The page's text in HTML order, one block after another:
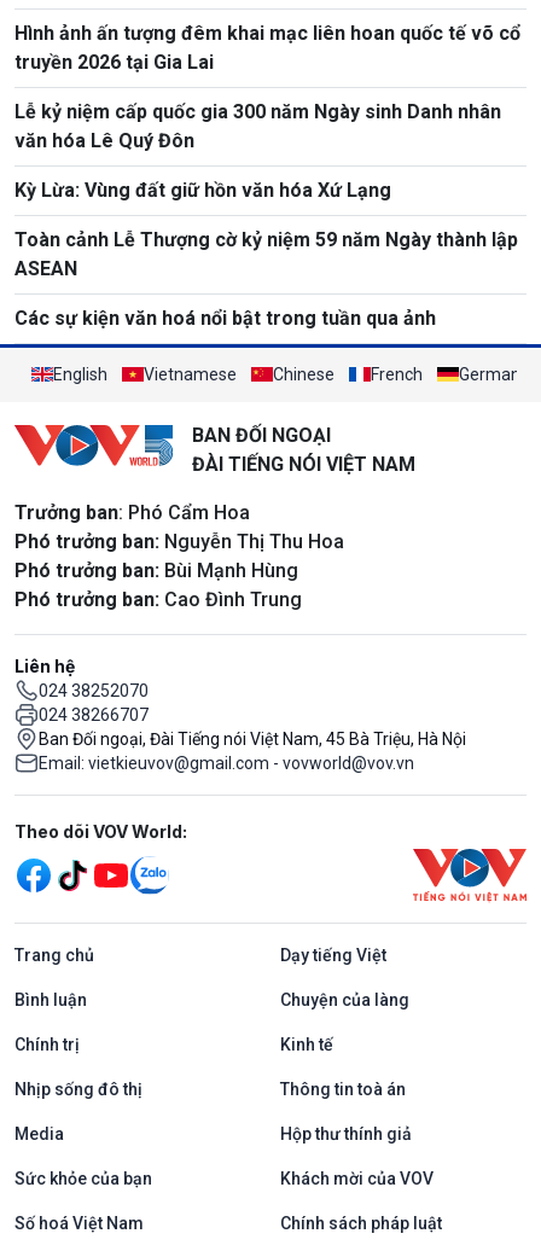
Hình ảnh ấn tượng đêm khai mạc liên hoan quốc tế võ cổ
truyền 2026 tại Gia Lai
Lễ kỷ niệm cấp quốc gia 300 năm Ngày sinh Danh nhân
văn hóa Lê Quý Đôn
Kỳ Lừa: Vùng đất giữ hồn văn hóa Xứ Lạng
Toàn cảnh Lễ Thượng cờ kỷ niệm 59 năm Ngày thành lập
ASEAN
Các sự kiện văn hoá nổi bật trong tuần qua ảnh
English Vietnamese Chinese French German
BAN ĐỐI NGOẠI
ĐÀI TIẾNG NÓI VIỆT NAM
Trưởng ban: Phó Cẩm Hoa
Phó trưởng ban: Nguyễn Thị Thu Hoa
Phó trưởng ban: Bùi Mạnh Hùng
Phó trưởng ban: Cao Đình Trung
Liên hệ
024 38252070
024 38266707
Ban Đối ngoại, Đài Tiếng nói Việt Nam, 45 Bà Triệu, Hà Nội
Email: vietkieuvov@gmail.com - vovworld@vov.vn
Mạng xã hội
Theo dõi VOV World:
Trang chủ Dạy tiếng Việt
Bình luận Chuyện của làng
Chính trị Kinh tế
Nhịp sống đô thị Thông tin toà án
Media Hộp thư thính giả
Sức khỏe của bạn Khách mời của VOV
Số hoá Việt Nam Chính sách pháp luật